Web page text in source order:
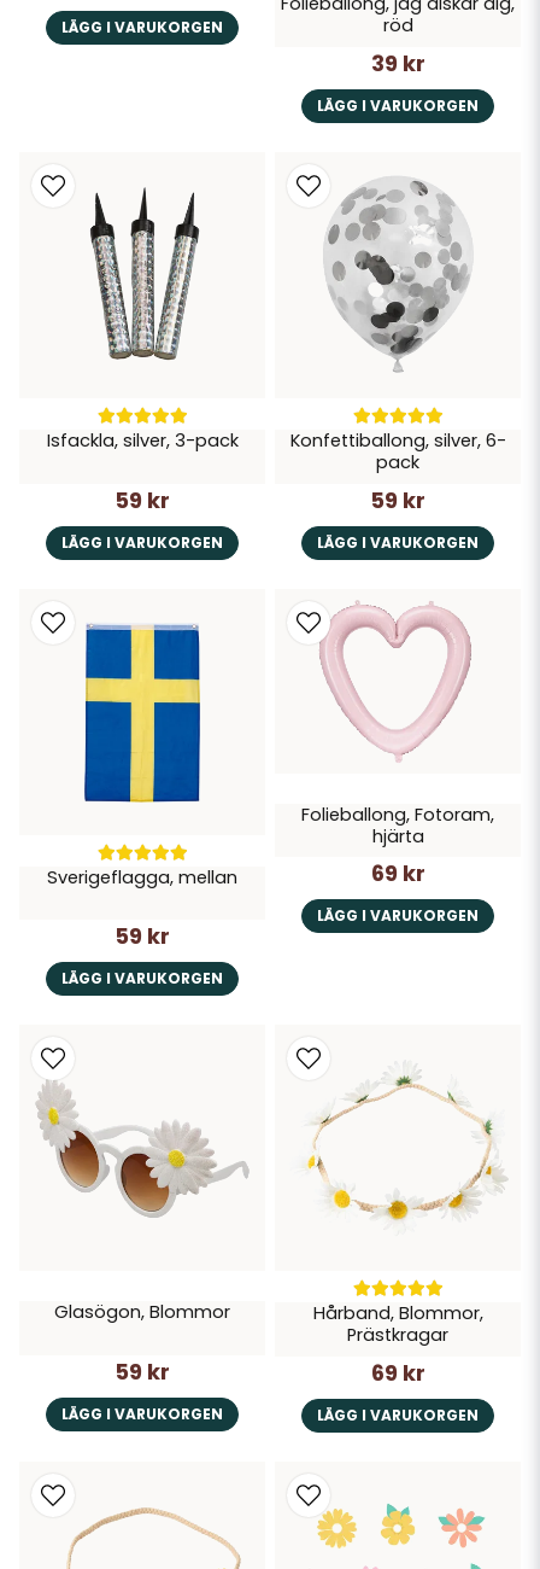
LÄGG I VARUKORGEN
röd
39 kr
LÄGG I VARUKORGEN
Isfackla, silver, 3-pack
59 kr
LÄGG I VARUKORGEN
Konfettiballong, silver, 6-
pack
59 kr
LÄGG I VARUKORGEN
Sverigeflagga, mellan
59 kr
LÄGG I VARUKORGEN
Folieballong, Fotoram,
hjärta
69 kr
LÄGG I VARUKORGEN
Glasögon, Blommor
59 kr
LÄGG I VARUKORGEN
Hårband, Blommor,
Prästkragar
69 kr
LÄGG I VARUKORGEN